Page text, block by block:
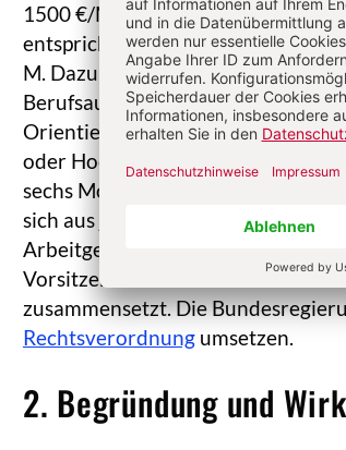
1500 €/Monat aus der Abb. führt
entspricht. Allerdings gibt es eine
M. Dazu gehören Jugendliche
Berufsausbildung, Auszubildende
Orientierungspraktikum von bis zu
oder Hochschulausbildung
sechs Monate. Über die
sich aus je drei
Arbeitgebern, einem nur bei
Vorsitzenden sowie zwei nicht
zusammensetzt. Die
Rechtsverordnungumsetzen.
2. Begründung und